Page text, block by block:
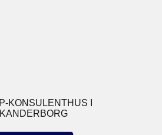
KONSULENTHUS I